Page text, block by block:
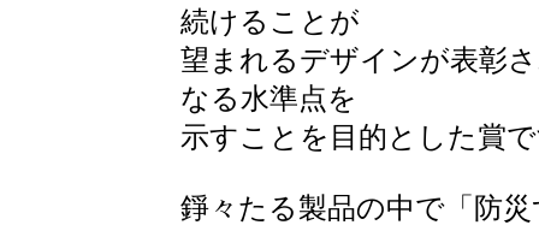
続けることが
望まれるデザインが表彰
なる水準点を
示すことを目的とした賞
錚々たる製品の中で「防